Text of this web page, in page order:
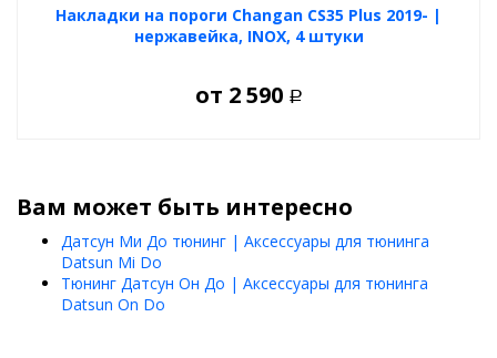
Накладки на пороги Changan CS35 Plus 2019- |
нержавейка, INOX, 4 штуки
от 2 590 Р
Вам может быть интересно
Датсун Ми До тюнинг | Аксессуары для тюнинга
Datsun Mi Do
Тюнинг Датсун Он До | Аксессуары для тюнинга
Datsun On Do